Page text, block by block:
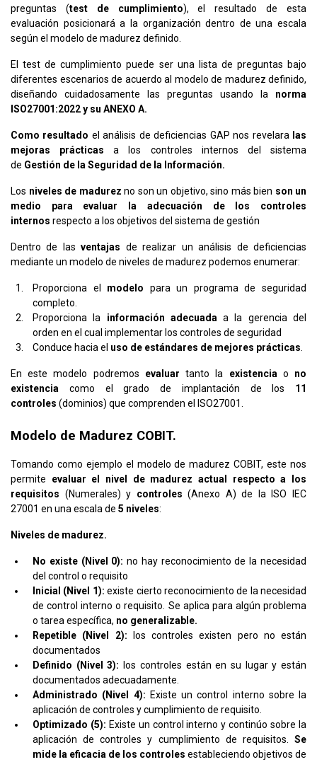
preguntas (test de cumplimiento), el resultado de esta
evaluación posicionará a la organización dentro de una escala
según el modelo de madurez definido.
El test de cumplimiento puede ser una lista de preguntas bajo
diferentes escenarios de acuerdo al modelo de madurez definido,
diseñando cuidadosamente las preguntas usando la norma
ISO27001:2022 y su ANEXO A.
Como resultado el análisis de deficiencias GAP nos revelara las
mejoras prácticas a los controles internos del sistema
de Gestión de la Seguridad de la Información.
Los niveles de madurez no son un objetivo, sino más bien son un
medio para evaluar la adecuación de los controles
internos respecto a los objetivos del sistema de gestión
Dentro de lasventajas de realizar un análisis de deficiencias
mediante un modelo de niveles de madurez podemos enumerar:
Proporciona el modelo para un programa de seguridad
completo.
Proporciona la información adecuada a la gerencia del
orden en el cual implementar los controles de seguridad
Conduce hacia el uso de estándares de mejores prácticas
En este modelo podremos evaluar tanto la existencia o no
existencia como el grado de implantación de los 11
controles (dominios) que comprenden el ISO27001.
Modelo de Madurez COBIT.
Tomando como ejemplo el modelo de madurez COBIT, este nos
permite evaluar el nivel de madurez actual respecto a los
requisitos (Numerales) y controles (Anexo A) de la ISO IEC
27001 en una escala de 5 niveles:
Niveles de madurez.
No existe (Nivel 0): no hay reconocimiento de la necesidad
del control o requisito
Inicial (Nivel 1): existe cierto reconocimiento de la necesidad
de control interno o requisito. Se aplica para algún problema
o tarea específica, no generalizable.
Repetible (Nivel 2): los controles existen pero no están
documentados
Definido (Nivel 3): los controles están en su lugar y están
documentados adecuadamente.
Administrado (Nivel 4): Existe un control interno sobre la
aplicación de controles y cumplimiento de requisito.
Optimizado (5): Existe un control interno y continúo sobre la
aplicación de controles y cumplimiento de requisitos. Se
mide la eficacia de los controles estableciendo objetivos de